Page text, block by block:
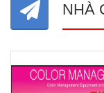
NHÀ